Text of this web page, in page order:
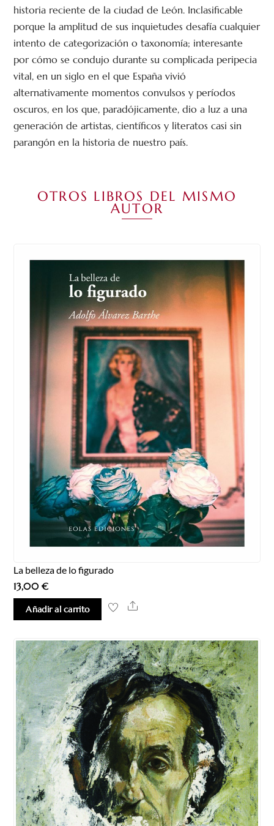
historia reciente de la ciudad de León. Inclasificable
porque la amplitud de sus inquietudes desafía cualquier
intento de categorización o taxonomía; interesante
por cómo se condujo durante su complicada peripecia
vital, en un siglo en el que España vivió
alternativamente momentos convulsos y períodos
oscuros, en los que, paradójicamente, dio a luz a una
generación de artistas, científicos y literatos casi sin
parangón en la historia de nuestro país.
OTROS LIBROS DEL MISMO
AUTOR
La belleza de lo figurado
13,00€
Añadir al carrito Share